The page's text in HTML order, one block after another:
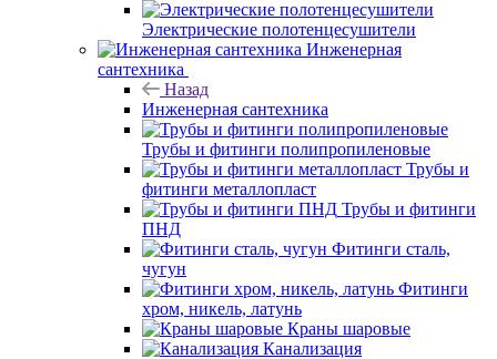
Электрические полотенцесушители
Инженерная
сантехника
Назад
Инженерная сантехника
Трубы и фитинги полипропиленовые
Трубы и
фитинги металлопласт
Трубы и фитинги
ПНД
Фитинги сталь,
чугун
Фитинги
хром, никель, латунь
Краны шаровые
Канализация